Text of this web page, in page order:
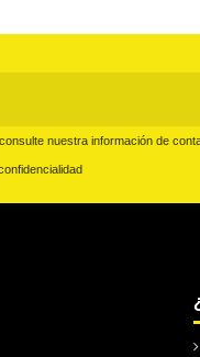
nuestra información de